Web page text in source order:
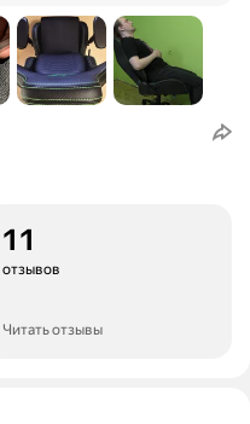
11
отзывов
Читать отзывы